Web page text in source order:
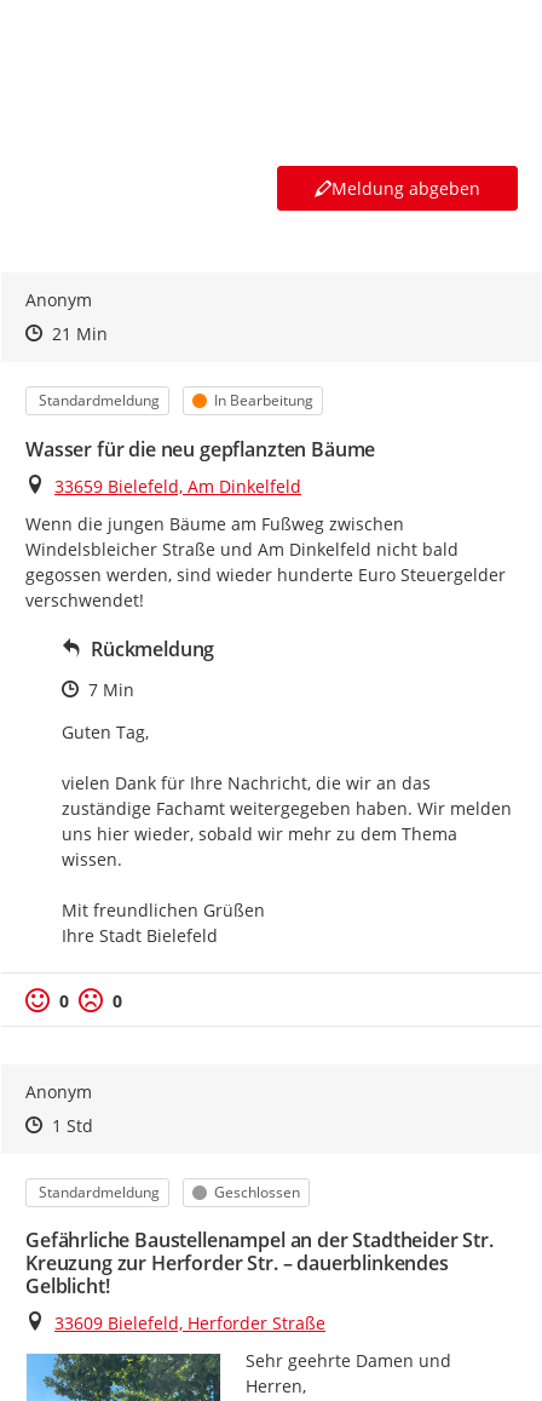
Meldung abgeben
Anonym
Zeitpunkt des Erstellens
Zeitpunkt des Erstellens
21 MinZur Äußerung
Kategorie
Standardmeldung Status
In Bearbeitung
Wasser für die neu gepflanzten Bäume
Ort
33659 Bielefeld, Am Dinkelfeld
Wenn die jungen Bäume am Fußweg zwischen
Windelsbleicher Straße und Am Dinkelfeld nicht bald
gegossen werden, sind wieder hunderte Euro Steuergelder
verschwendet!
Rückmeldung
Zeitpunkt des Erstellens
7 Min
Guten Tag,
vielen Dank für Ihre Nachricht, die wir an das
zuständige Fachamt weitergegeben haben. Wir melden
uns hier wieder, sobald wir mehr zu dem Thema
wissen.
Mit freundlichen Grüßen
Ihre Stadt Bielefeld
0 0
Anonym
Zeitpunkt des Erstellens
Zeitpunkt des Erstellens
1 StdZur Äußerung
Kategorie
Standardmeldung Status
Geschlossen
Gefährliche Baustellenampel an der Stadtheider Str.
Kreuzung zur Herforder Str. – dauerblinkendes
Gelblicht!
Ort
33609 Bielefeld, Herforder Straße
Sehr geehrte Damen und
Herren,